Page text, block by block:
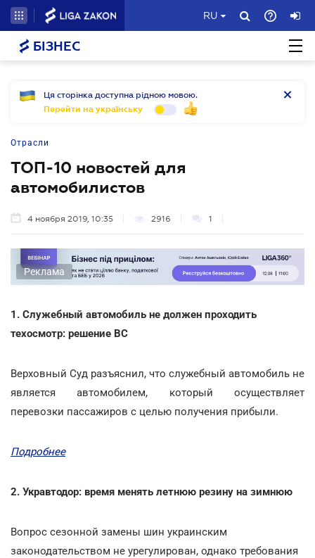
RU
БІЗНЕС
Ця сторінка доступна рідною мовою.
Перейти на українську
Отрасли
ТОП-10 новостей для
автомобилистов
4 ноября 2019, 10:35 2916 1
Реклама
1. Служебный автомобиль не должен проходить
техосмотр: решение ВС
Верховный Суд разъяснил, что служебный автомобиль не
является автомобилем, который осуществляет
перевозки пассажиров с целью получения прибыли.
Подробнее
2. Укравтодор: время менять летнюю резину на зимнюю
Вопрос сезонной замены шин украинским
законодательством не урегулирован, однако требования